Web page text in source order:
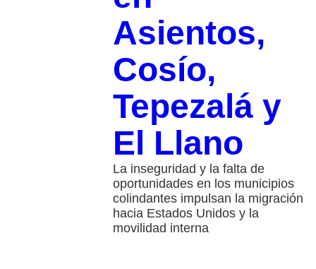
Asientos,
Cosío,
Tepezalá y
El Llano
La inseguridad y la falta de
oportunidades en los municipios
colindantes impulsan la migración
hacia Estados Unidos y la
movilidad interna